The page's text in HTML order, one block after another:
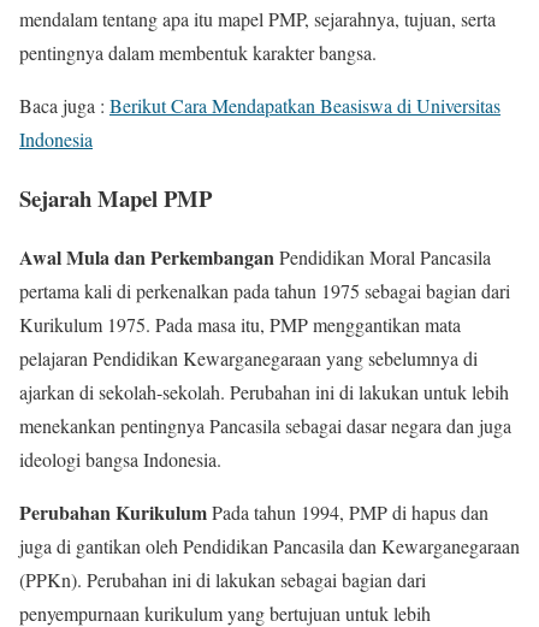
mendalam tentang apa itu mapel PMP, sejarahnya, tujuan, serta
pentingnya dalam membentuk karakter bangsa.
Baca juga : Berikut Cara Mendapatkan Beasiswa di Universitas
Indonesia
Sejarah Mapel PMP
Awal Mula dan PerkembanganPendidikan Moral Pancasila
pertama kali di perkenalkan pada tahun 1975 sebagai bagian dari
Kurikulum 1975. Pada masa itu, PMP menggantikan mata
pelajaran Pendidikan Kewarganegaraan yang sebelumnya di
ajarkan di sekolah-sekolah. Perubahan ini di lakukan untuk lebih
menekankan pentingnya Pancasila sebagai dasar negara dan juga
ideologi bangsa Indonesia.
Perubahan KurikulumPada tahun 1994, PMP di hapus dan
juga di gantikan oleh Pendidikan Pancasila dan Kewarganegaraan
(PPKn). Perubahan ini di lakukan sebagai bagian dari
penyempurnaan kurikulum yang bertujuan untuk lebih